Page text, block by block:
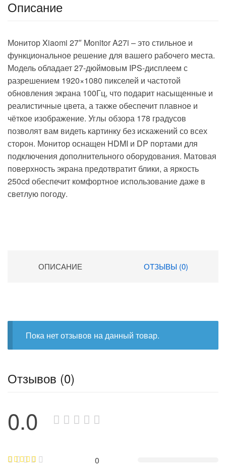
Описание
Монитор Xiaomi 27″ Monitor A27i – это стильное и
функциональное решение для вашего рабочего места.
Модель обладает 27-дюймовым IPS-дисплеем с
разрешением 1920×1080 пикселей и частотой
обновления экрана 100Гц, что подарит насыщенные и
реалистичные цвета, а также обеспечит плавное и
чёткое изображение. Углы обзора 178 градусов
позволят вам видеть картинку без искажений со всех
сторон. Монитор оснащен HDMI и DP портами для
подключения дополнительного оборудования. Матовая
поверхность экрана предотвратит блики, а яркость
250cd обеспечит комфортное использование даже в
светлую погоду.
ОПИСАНИЕ ОТЗЫВЫ (0)
Пока нет отзывов на данный товар.
Отзывов (0)
0.0
0